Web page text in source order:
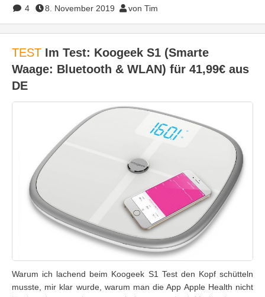
4 8. November 2019 von Tim
TEST Im Test: Koogeek S1 (Smarte
Waage: Bluetooth & WLAN) für 41,99€ aus
DE
Warum ich lachend beim Koogeek S1 Test den Kopf schütteln
musste, mir klar wurde, warum man die App Apple Health nicht